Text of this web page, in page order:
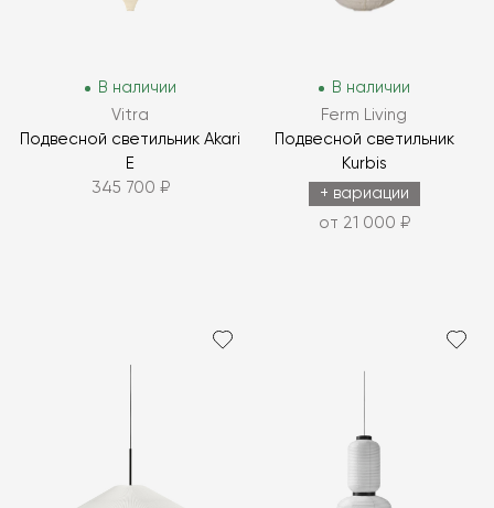
В наличии
Vitra
Подвесной светильник Akari
E
345 700 ₽
В наличии
Ferm Living
Подвесной светильник
Kurbis
+ вариации
от 21 000 ₽